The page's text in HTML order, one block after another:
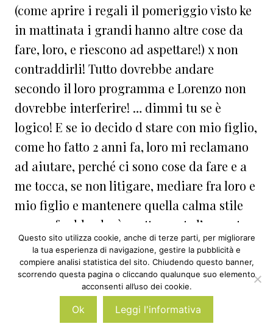
(come aprire i regali il pomeriggio visto ke
in mattinata i grandi hanno altre cose da
fare, loro, e riescono ad aspettare!) x non
contraddirli! Tutto dovrebbe andare
secondo il loro programma e Lorenzo non
dovrebbe interferire! … dimmi tu se è
logico! E se io decido d stare con mio figlio,
come ho fatto 2 anni fa, loro mi reclamano
ad aiutare, perché ci sono cose da fare e a
me tocca, se non litigare, mediare fra loro e
mio figlio e mantenere quella calma stile
guerra fredda che è esattamente l’opposto
della calda atmosfera natalizia!
Rispondi
Sere
Questo sito utilizza cookie, anche di terze parti, per migliorare
la tua esperienza di navigazione, gestire la pubblicità e
compiere analisi statistica del sito. Chiudendo questo banner,
scorrendo questa pagina o cliccando qualunque suo elemento
acconsenti all’uso dei cookie.
Ok Leggi l'informativa